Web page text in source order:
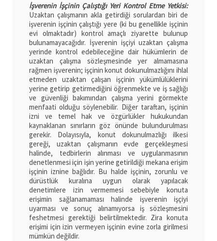
İşverenin İşçinin Çalıştığı Yeri Kontrol Etme Yetkisi:
Uzaktan çalışmanın akla getirdiği sorulardan biri de
işverenin işçinin çalıştığı yere (ki bu genellikle işçinin
evi olmaktadır) kontrol amaçlı ziyarette bulunup
bulunamayacağıdır. İşverenin işçiyi uzaktan çalışma
yerinde kontrol edebileceğine dair hükümlerin de
uzaktan çalışma sözleşmesinde yer almamasına
rağmen işverenin; işçinin konut dokunulmazlığını ihlal
etmeden uzaktan çalışan işçinin yükümlülüklerini
yerine getirip getirmediğini öğrenmekte ve iş sağlığı
ve güvenliği bakımından çalışma yerini görmekte
menfaati olduğu söylenebilir. Diğer taraftan, işçinin
izni ve temel hak ve özgürlükler hukukundan
kaynaklanan sınırların göz önünde bulundurulması
gerekir. Dolayısıyla, konut dokunulmazlığı ilkesi
gereği, uzaktan çalışmanın evde gerçekleşmesi
halinde, tedbirlerin alınması ve uygulanmasının
denetlenmesi için işin yerine getirildiği mekana erişim
işçinin iznine bağlıdır. Bu halde işçinin, zorunlu ve
dürüstlük kuralına uygun olarak yapılacak
denetimlere izin vermemesi sebebiyle konuta
erişimin sağlanamaması halinde işverenin işçiyi
uyarması ve sonuç alınamıyorsa iş sözleşmesini
feshetmesi gerektiği belirtilmektedir. Zira konuta
erişimi için izin vermeyen işçinin evine zorla girilmesi
mümkün değildir.